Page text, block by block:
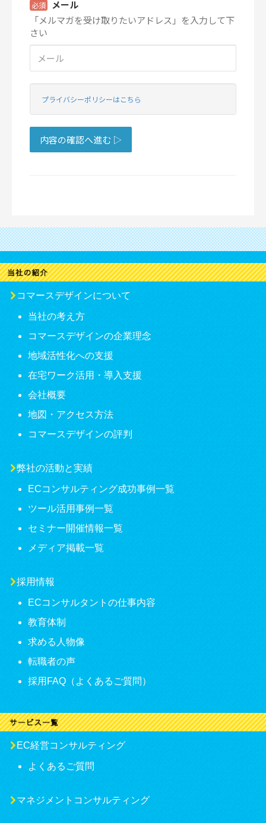
コマースデザインについて
当社の考え方
コマースデザインの企業理念
地域活性化への支援
在宅ワーク活用・導入支援
会社概要
地図・アクセス方法
コマースデザインの評判
弊社の活動と実績
ECコンサルティング成功事例一覧
ツール活用事例一覧
セミナー開催情報一覧
メディア掲載一覧
採用情報
ECコンサルタントの仕事内容
教育体制
求める人物像
転職者の声
採用FAQ（よくあるご質問）
EC経営コンサルティング
よくあるご質問
マネジメントコンサルティング